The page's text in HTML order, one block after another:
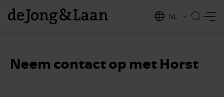
NL
Neem contact op met Horst